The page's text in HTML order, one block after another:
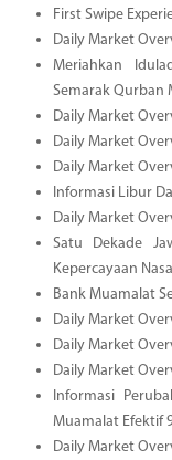
First Swipe
Daily Market
Meriahkan
Semarak Qurban
Daily Market
Daily Market
Daily Market
Informasi Libur
Daily Market
Satu Dekade
Kepercayaan
Bank Muamalat
Daily Market
Daily Market
Daily Market
Informasi
Muamalat Efektif
Daily Market